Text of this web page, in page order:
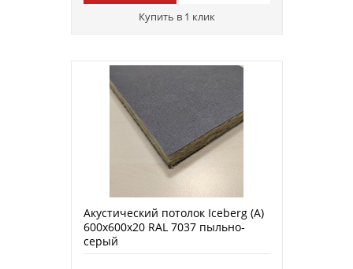
Купить в 1 клик
Акустический потолок Iceberg (A)
600х600х20 RAL 7037 пыльно-
серый